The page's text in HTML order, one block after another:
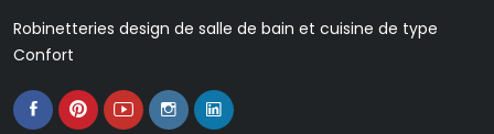
Robinetteries design de salle de bain et cuisine de type
Confort